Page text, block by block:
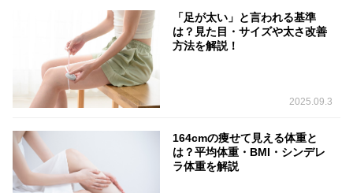
「足が太い」と言われる基準
は？見た目・サイズや太さ改善
方法を解説！
2025.09.3
164cmの痩せて見える体重と
は？平均体重・BMI・シンデレ
ラ体重を解説